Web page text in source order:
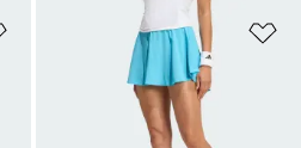
Lägg till på önskelistan